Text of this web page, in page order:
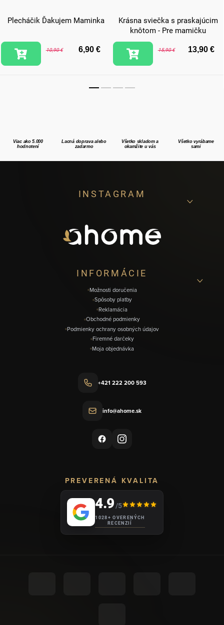
Plecháčik Ďakujem Maminka
10,90 € 6,90 €
Krásna sviečka s praskajúcim
knôtom - Pre mamičku
15,90 € 13,90 €
Viac ako 5.000
hodnotení
Lacná doprava alebo
zadarmo
Všetko skladom a
okamžite u vás
Všetko vyrábame
sami
INSTAGRAM
INFORMÁCIE
Možnosti doručenia
Spôsoby platby
Reklamácia
Obchodné podmienky
Podmienky ochrany osobných údajov
Firemné darčeky
Moja objednávka
+421 222 200 593
info@ahome.sk
PREVERENÁ KVALITA
4.9/5
1028+ OVERENÝCH
RECENZIÍ